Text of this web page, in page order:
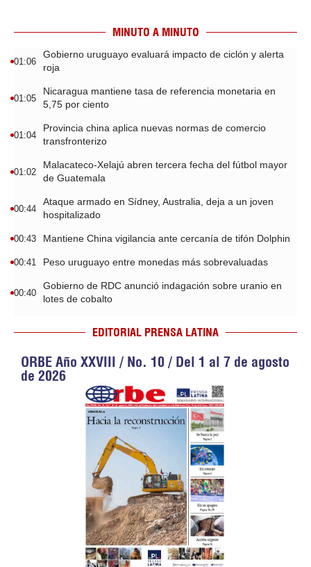
MINUTO A MINUTO
01:06
Gobierno uruguayo evaluará impacto de ciclón y alerta
roja
01:05
Nicaragua mantiene tasa de referencia monetaria en
5,75 por ciento
01:04
Provincia china aplica nuevas normas de comercio
transfronterizo
01:02
Malacateco-Xelajú abren tercera fecha del fútbol mayor
de Guatemala
00:44
Ataque armado en Sídney, Australia, deja a un joven
hospitalizado
00:43 Mantiene China vigilancia ante cercanía de tifón Dolphin
00:41 Peso uruguayo entre monedas más sobrevaluadas
00:40
Gobierno de RDC anunció indagación sobre uranio en
lotes de cobalto
EDITORIAL PRENSA LATINA
ORBE Año XXVIII / No. 10 / Del 1 al 7 de agosto
de 2026